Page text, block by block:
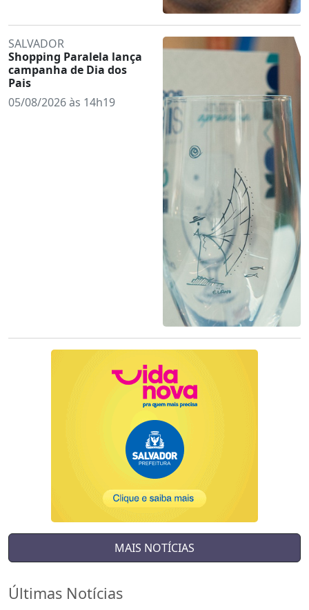
SALVADOR
Shopping Paralela lança
campanha de Dia dos
Pais
05/08/2026 às 14h19
MAIS NOTÍCIAS
Últimas Notícias